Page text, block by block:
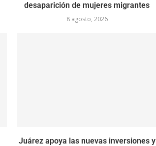
desaparición de mujeres migrantes
8 agosto, 2026
Juárez apoya las nuevas inversiones y